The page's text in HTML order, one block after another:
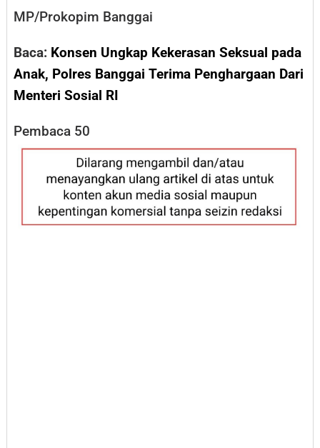
MP/Prokopim Banggai
Baca: Konsen Ungkap Kekerasan Seksual pada
Anak, Polres Banggai Terima Penghargaan Dari
Menteri Sosial RI
Pembaca 50